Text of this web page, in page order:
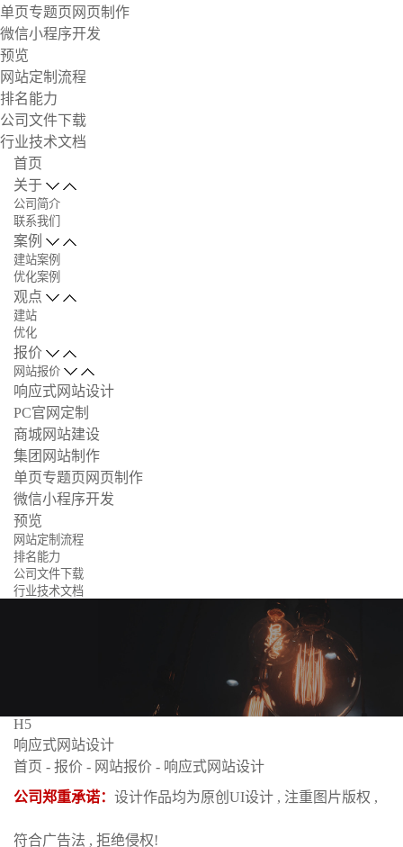
单页专题页网页制作
微信小程序开发
预览
网站定制流程
排名能力
公司文件下载
行业技术文档
首页
关于
公司简介
联系我们
案例
建站案例
优化案例
观点
建站
优化
报价
网站报价
响应式网站设计
PC官网定制
商城网站建设
集团网站制作
单页专题页网页制作
微信小程序开发
预览
网站定制流程
排名能力
公司文件下载
行业技术文档
H5
响应式网站设计
首页 - 报价 - 网站报价 - 响应式网站设计
公司郑重承诺： 设计作品均为原创UI设计 , 注重图片版权 ,
符合广告法 , 拒绝侵权!